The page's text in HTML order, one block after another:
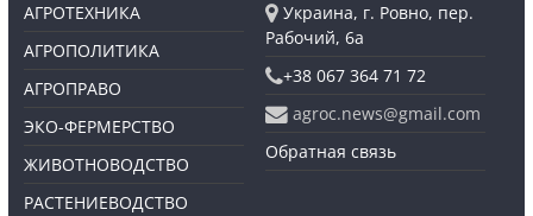
АГРОТЕХНИКА
АГРОПОЛИТИКА
АГРОПРАВО
ЭКО-ФЕРМЕРСТВО
ЖИВОТНОВОДСТВО
РАСТЕНИЕВОДСТВО
Украина, г. Ровно, пер.
Рабочий, 6а
+38 067 364 71 72
agroc.news@gmail.com
Обратная связь